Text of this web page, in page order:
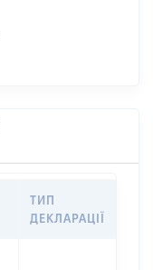
ТИП
ДЕКЛАРАЦІЇ